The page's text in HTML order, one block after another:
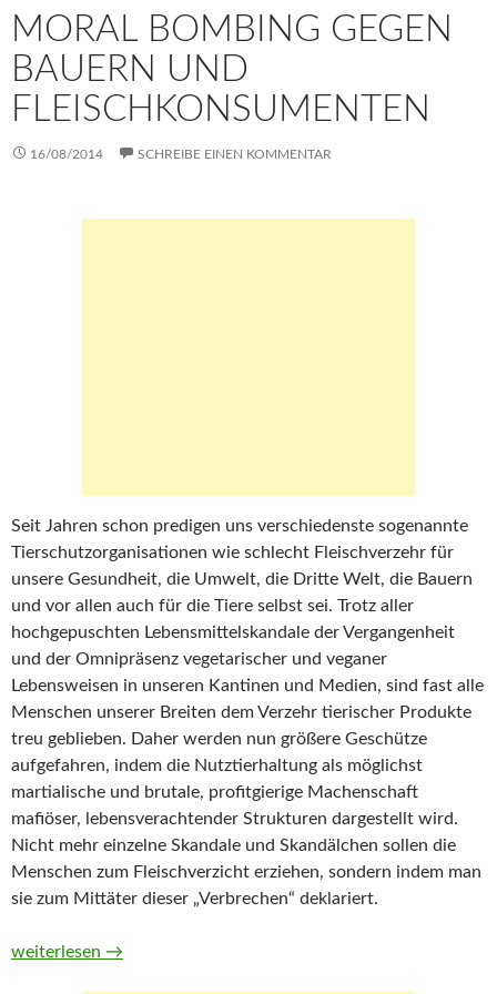
MORAL BOMBING GEGEN
BAUERN UND
FLEISCHKONSUMENTEN
16/08/2014 SCHREIBE EINEN KOMMENTAR
Seit Jahren schon predigen uns verschiedenste sogenannte
Tierschutzorganisationen wie schlecht Fleischverzehr für
unsere Gesundheit, die Umwelt, die Dritte Welt, die Bauern
und vor allen auch für die Tiere selbst sei. Trotz aller
hochgepuschten Lebensmittelskandale der Vergangenheit
und der Omnipräsenz vegetarischer und veganer
Lebensweisen in unseren Kantinen und Medien, sind fast alle
Menschen unserer Breiten dem Verzehr tierischer Produkte
treu geblieben. Daher werden nun größere Geschütze
aufgefahren, indem die Nutztierhaltung als möglichst
martialische und brutale, profitgierige Machenschaft
mafiöser, lebensverachtender Strukturen dargestellt wird.
Nicht mehr einzelne Skandale und Skandälchen sollen die
Menschen zum Fleischverzicht erziehen, sondern indem man
sie zum Mittäter dieser „Verbrechen“ deklariert.
Moral Bombing gegen Bauern und Fleischkonsumenten
weiterlesen →